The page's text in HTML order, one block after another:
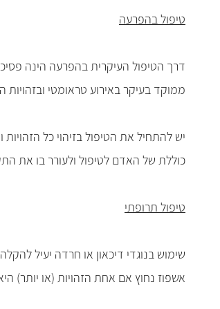
טיפול בהפרעה
דרך הטיפול העיקרית בהפרעה הינה
ממוקד בעיקר באירוע טראומטי ובזהויות
יש להתחיל את הטיפול בזיהוי כל
כוללת של האדם לטיפול ולעורר בו את
טיפול תרופתי
שימוש בנוגדי דיכאון או חרדה יעיל
אשפוז נחוץ אם אחת הזהויות (או יותר)